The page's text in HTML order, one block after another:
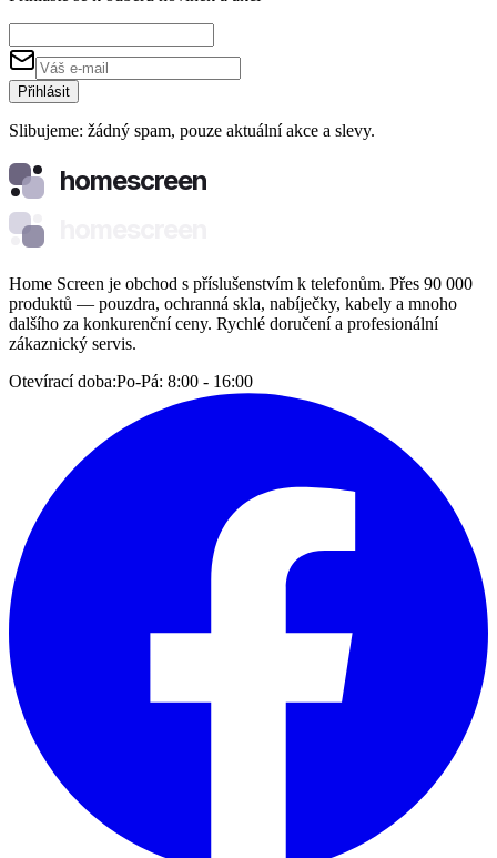
Přihlásit
Slibujeme: žádný spam, pouze aktuální akce a slevy.
homescreen
Home Screen je obchod s příslušenstvím k telefonům. Přes 90 000
produktů — pouzdra, ochranná skla, nabíječky, kabely a mnoho
dalšího za konkurenční ceny. Rychlé doručení a profesionální
zákaznický servis.
Otevírací doba:Po-Pá: 8:00 - 16:00